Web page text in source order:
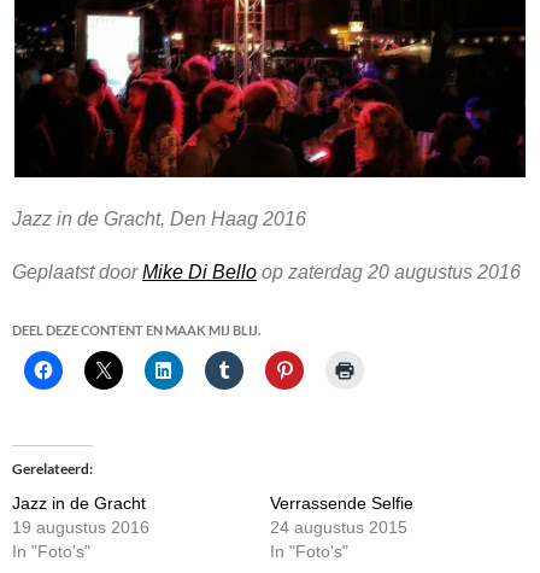
Jazz in de Gracht, Den Haag 2016
Geplaatst doorMike Di Bello op zaterdag 20 augustus 2016
DEEL DEZE CONTENT EN MAAK MIJ BLIJ.
Gerelateerd
Jazz in de Gracht
19 augustus 2016
In "Foto's"
Verrassende Selfie
24 augustus 2015
In "Foto's"